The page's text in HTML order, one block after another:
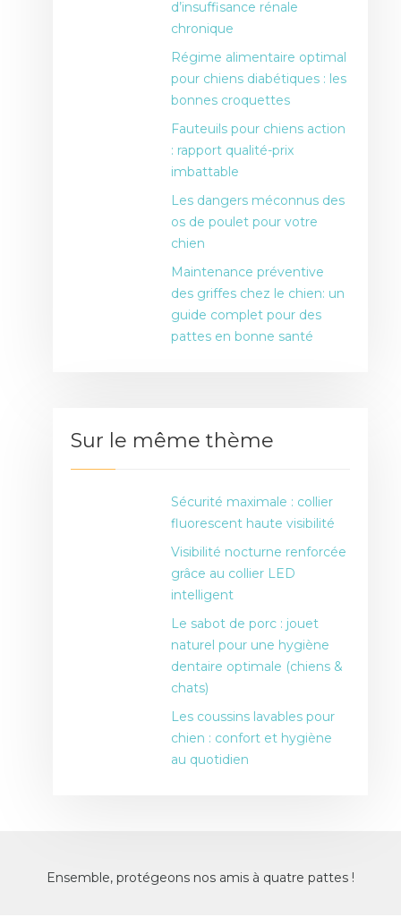
d’insuffisance rénale
chronique
Régime alimentaire optimal
pour chiens diabétiques : les
bonnes croquettes
Fauteuils pour chiens action
: rapport qualité-prix
imbattable
Les dangers méconnus des
os de poulet pour votre
chien
Maintenance préventive
des griffes chez le chien: un
guide complet pour des
pattes en bonne santé
Sur le même thème
Sécurité maximale : collier
fluorescent haute visibilité
Visibilité nocturne renforcée
grâce au collier LED
intelligent
Le sabot de porc : jouet
naturel pour une hygiène
dentaire optimale (chiens &
chats)
Les coussins lavables pour
chien : confort et hygiène
au quotidien
Ensemble, protégeons nos amis à quatre pattes !